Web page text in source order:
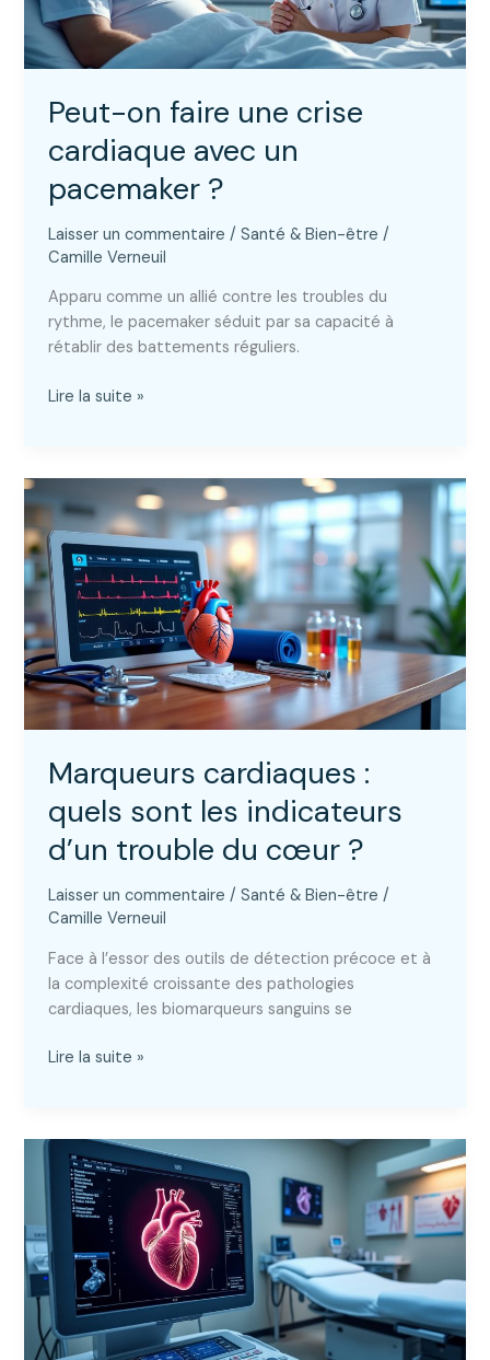
Peut-on faire une crise
cardiaque avec un
pacemaker ?
Laisser un commentaire /Santé & Bien-être /
Camille Verneuil
Apparu comme un allié contre les troubles du
rythme, le pacemaker séduit par sa capacité à
rétablir des battements réguliers.
Peut-
crise
cardiaque
avec
un
pacemaker
?
Lire la suite »
Marqueurs cardiaques :
quels sont les indicateurs
d’un trouble du cœur ?
Laisser un commentaire /Santé & Bien-être /
Camille Verneuil
Face à l’essor des outils de détection précoce et à
la complexité croissante des pathologies
cardiaques, les biomarqueurs sanguins se
Marqueurs
sont
indicateurs
trouble
du
cœur
?
Lire la suite »